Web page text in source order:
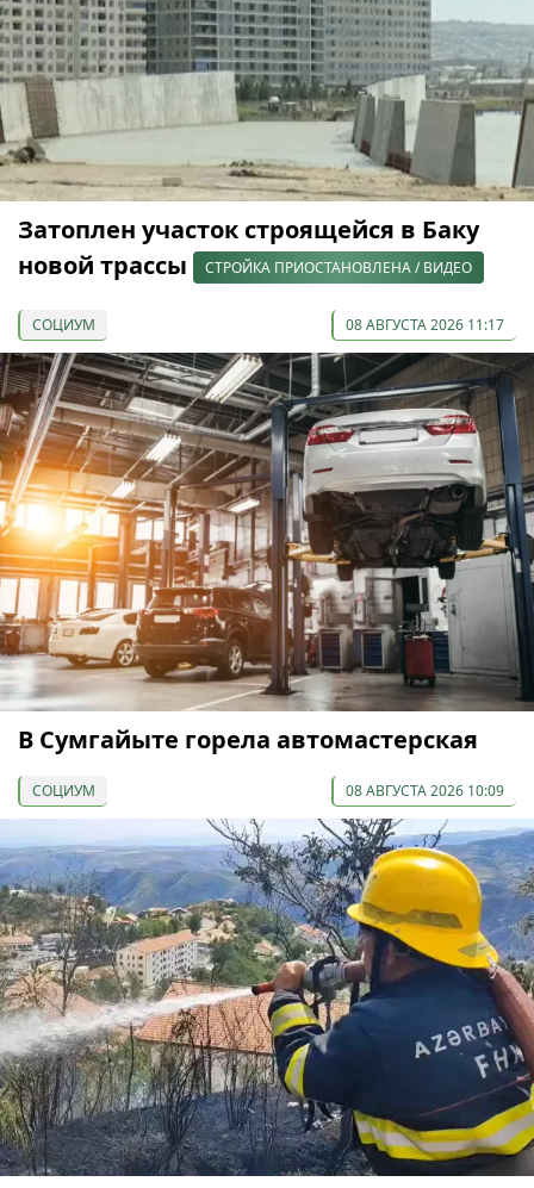
Затоплен участок строящейся в Баку
новой трассы
СТРОЙКА ПРИОСТАНОВЛЕНА / ВИДЕО
СОЦИУМ 08 АВГУСТА 2026 11:17
В Сумгайыте горела автомастерская
СОЦИУМ 08 АВГУСТА 2026 10:09